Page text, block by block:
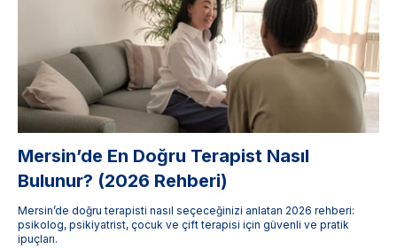
Mersin’de En Doğru Terapist Nasıl
Bulunur? (2026 Rehberi)
Mersin’de doğru terapisti nasıl seçeceğinizi anlatan 2026 rehberi:
psikolog, psikiyatrist, çocuk ve çift terapisi için güvenli ve pratik
ipuçları.